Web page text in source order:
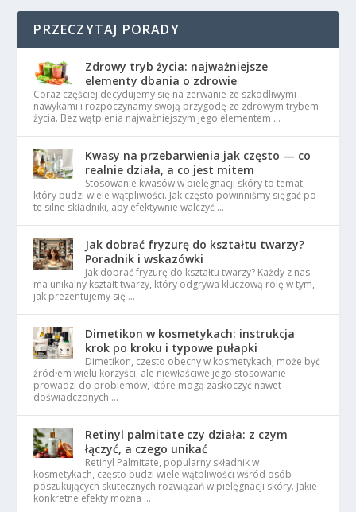
PRZECZYTAJ PORADY
Zdrowy tryb życia: najważniejsze
elementy dbania o zdrowie
Coraz częściej decydujemy się na zerwanie ze szkodliwymi
nawykami i rozpoczynamy swoją przygodę ze zdrowym trybem
życia. Bez wątpienia najważniejszym jego elementem …
Kwasy na przebarwienia jak często — co
realnie działa, a co jest mitem
Stosowanie kwasów w pielęgnacji skóry to temat,
który budzi wiele wątpliwości. Jak często powinniśmy sięgać po
te silne składniki, aby efektywnie walczyć …
Jak dobrać fryzurę do kształtu twarzy?
Poradnik i wskazówki
Jak dobrać fryzurę do kształtu twarzy? Każdy z nas
ma unikalny kształt twarzy, który odgrywa kluczową rolę w tym,
jak prezentujemy się …
Dimetikon w kosmetykach: instrukcja
krok po kroku i typowe pułapki
Dimetikon, często obecny w kosmetykach, może być
źródłem wielu korzyści, ale niewłaściwe jego stosowanie
prowadzi do problemów, które mogą zaskoczyć nawet
doświadczonych …
Retinyl palmitate czy działa: z czym
łączyć, a czego unikać
Retinyl Palmitate, popularny składnik w
kosmetykach, często budzi wiele wątpliwości wśród osób
poszukujących skutecznych rozwiązań w pielęgnacji skóry. Jakie
konkretne efekty można …